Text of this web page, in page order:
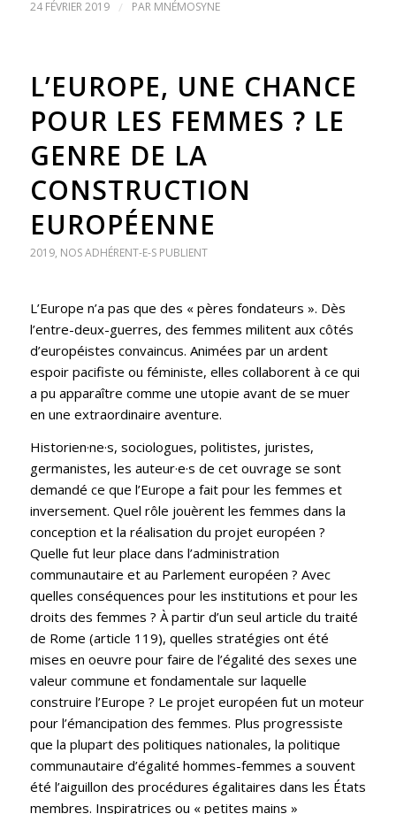
24 FÉVRIER 2019 / PAR MNÉMOSYNE
L’EUROPE, UNE CHANCE
POUR LES FEMMES ? LE
GENRE DE LA
CONSTRUCTION
EUROPÉENNE
2019, NOS ADHÉRENT-E-S PUBLIENT
L’Europe n’a pas que des « pères fondateurs ». Dès
l’entre-deux-guerres, des femmes militent aux côtés
d’européistes convaincus. Animées par un ardent
espoir pacifiste ou féministe, elles collaborent à ce qui
a pu apparaître comme une utopie avant de se muer
en une extraordinaire aventure.
Historien·ne·s, sociologues, politistes, juristes,
germanistes, les auteur·e·s de cet ouvrage se sont
demandé ce que l’Europe a fait pour les femmes et
inversement. Quel rôle jouèrent les femmes dans la
conception et la réalisation du projet européen ?
Quelle fut leur place dans l’administration
communautaire et au Parlement européen ? Avec
quelles conséquences pour les institutions et pour les
droits des femmes ? À partir d’un seul article du traité
de Rome (article 119), quelles stratégies ont été
mises en oeuvre pour faire de l’égalité des sexes une
valeur commune et fondamentale sur laquelle
construire l’Europe ? Le projet européen fut un moteur
pour l’émancipation des femmes. Plus progressiste
que la plupart des politiques nationales, la politique
communautaire d’égalité hommes-femmes a souvent
été l’aiguillon des procédures égalitaires dans les États
membres. Inspiratrices ou « petites mains »